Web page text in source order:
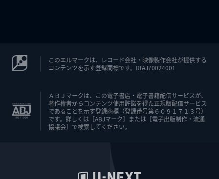
このエルマークは、レコード会社・映像製作会社が提供する
コンテンツを示す登録商標です。RIAJ70024001
ＡＢＪマークは、この電子書店・電子書籍配信サービスが、
著作権者からコンテンツ使用許諾を得た正規版配信サービス
であることを示す登録商標（登録番号第６０９１７１３号）
です。詳しくは［ABJマーク］または［電子出版制作・流通
協議会］で検索してください。